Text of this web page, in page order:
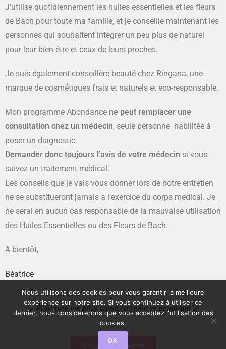
J’utilise quotidiennement les huiles essentielles et les fleurs
de Bach pour toute ma famille, et je conseille maintenant les
personnes qui souhaitent intégrer un peu plus de naturel
pour leur bien être et ceux de leurs proches.
Je suis également conseillère beauté chez Ringana, une
marque de cosmétiques frais et naturels et éco-responsable.
Mon programme Abondance ne peut remplacer une
consultation chez un médecin, seule personne habilitée à
poser un diagnostic.
Demander donc toujours l’avis de votre médecin si vous
suivez un traitement médical.
Les conseils que je vais vous donner lors de notre entretien
ne se substitueront jamais à l’exercice du corps médical. Je
ne serai en aucun cas responsable de la mauvaise utilisation
des Huiles Essentielles ou des Fleurs de Bach.
A bientôt,
Béatrice
« Pour une vie plus saine, sereine et épanouie »
Programme fermé
Nous utilisons des cookies pour vous garantir la meilleure
expérience sur notre site. Si vous continuez à utiliser ce
dernier, nous considérerons que vous acceptez l'utilisation des
cookies.
OK